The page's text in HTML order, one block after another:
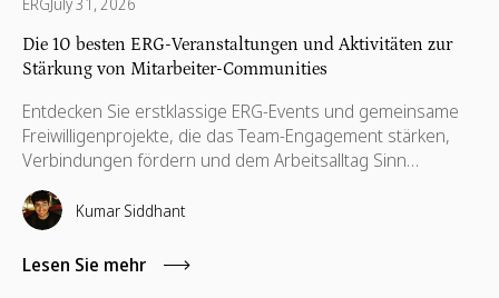
Die 10 besten ERG-Veranstaltungen und Aktivitäten zur
Stärkung von Mitarbeiter-Communities
Entdecken Sie erstklassige ERG-Events und gemeinsame
Freiwilligenprojekte, die das Team-Engagement stärken,
Verbindungen fördern und dem Arbeitsalltag Sinn
verleihen.
Kumar Siddhant
Lesen Sie mehr